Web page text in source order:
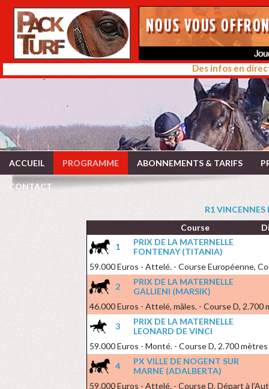
Des infos en
ACCUEIL PROGRAMME ABONNEMENTS & TARIFS
CONTACT
R1
Course
1
PRIX DE LA MATERNELLE
FONTENAY (TITANIA)
59.000 Euros - Attelé. - Course Européenne,
2
PRIX DE LA MATERNELLE
GALLIENI (MARSIK)
46.000 Euros - Attelé, mâles. - Course D, 2.700
3
PRIX DE LA MATERNELLE
LEONARD DE VINCI
59.000 Euros - Monté. - Course D, 2.700 mètres
4
PX VILLE DE NOGENT SUR
MARNE (ADALBERTA)
59.000 Euros - Attelé. - Course D, Départ à